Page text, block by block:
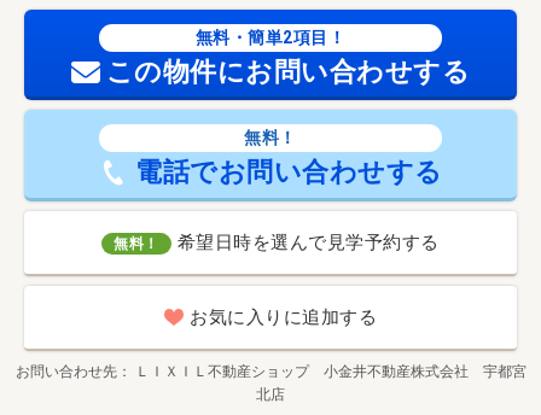
無料・簡単2項目！
この物件にお問い合わせする
無料！
電話でお問い合わせする
無料！ 希望日時を選んで見学予約する
お気に入りに追加する
お問い合わせ先
ＬＩＸＩＬ不動産ショップ 小金井不動産株式会社 宇都宮
北店